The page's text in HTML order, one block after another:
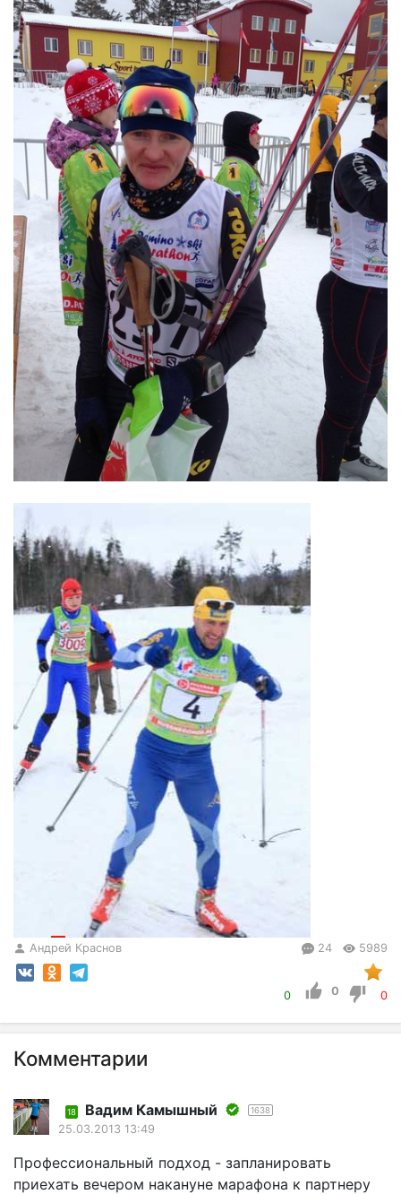
Андрей Краснов 24 5989
0 0 0
Комментарии
18 Вадим Камышный 1638
25.03.2013 13:49
Профессиональный подход - запланировать
приехать вечером накануне марафона к партнеру